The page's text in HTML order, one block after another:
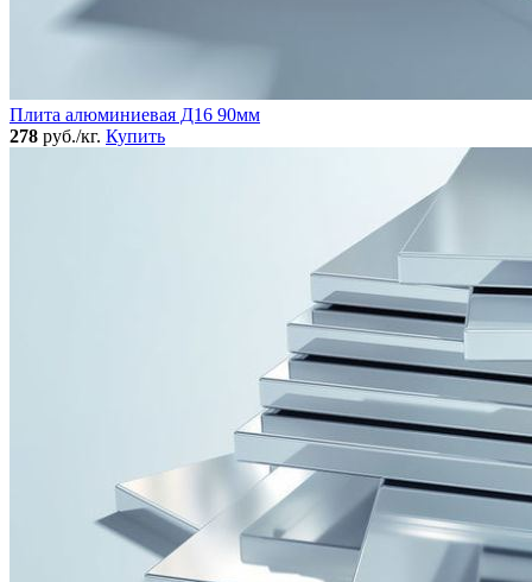
Плита алюминиевая Д16 90мм
278 руб./кг. Купить